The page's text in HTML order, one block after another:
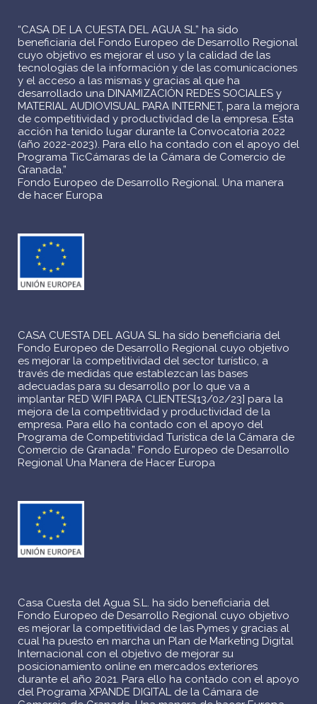
“CASA DE LA CUESTA DEL AGUA SL” ha sido
beneficiaria del Fondo Europeo de Desarrollo Regional
cuyo objetivo es mejorar el uso y la calidad de las
tecnologías de la información y de las comunicaciones
y el acceso a las mismas y gracias al que ha
desarrollado una DINAMIZACIÓN REDES SOCIALES y
MATERIAL AUDIOVISUAL PARA INTERNET, para la mejora
de competitividad y productividad de la empresa. Esta
acción ha tenido lugar durante la Convocatoria 2022
(año 2022-2023). Para ello ha contado con el apoyo del
Programa TicCámaras de la Cámara de Comercio de
Granada.”
Fondo Europeo de Desarrollo Regional. Una manera
de hacer Europa
CASA CUESTA DEL AGUA SL ha sido beneficiaria del
Fondo Europeo de Desarrollo Regional cuyo objetivo
es mejorar la competitividad del sector turístico, a
través de medidas que establezcan las bases
adecuadas para su desarrollo por lo que va a
implantar RED WIFI PARA CLIENTES[13/02/23] para la
mejora de la competitividad y productividad de la
empresa. Para ello ha contado con el apoyo del
Programa de Competitividad Turística de la Cámara de
Comercio de Granada.” Fondo Europeo de Desarrollo
Regional Una Manera de Hacer Europa
Casa Cuesta del Agua S.L. ha sido beneficiaria del
Fondo Europeo de Desarrollo Regional cuyo objetivo
es mejorar la competitividad de las Pymes y gracias al
cual ha puesto en marcha un Plan de Marketing Digital
Internacional con el objetivo de mejorar su
posicionamiento online en mercados exteriores
durante el año 2021. Para ello ha contado con el apoyo
del Programa XPANDE DIGITAL de la Cámara de